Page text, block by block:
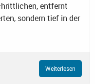
entfernt
sondern tief in der
Weiterlesen